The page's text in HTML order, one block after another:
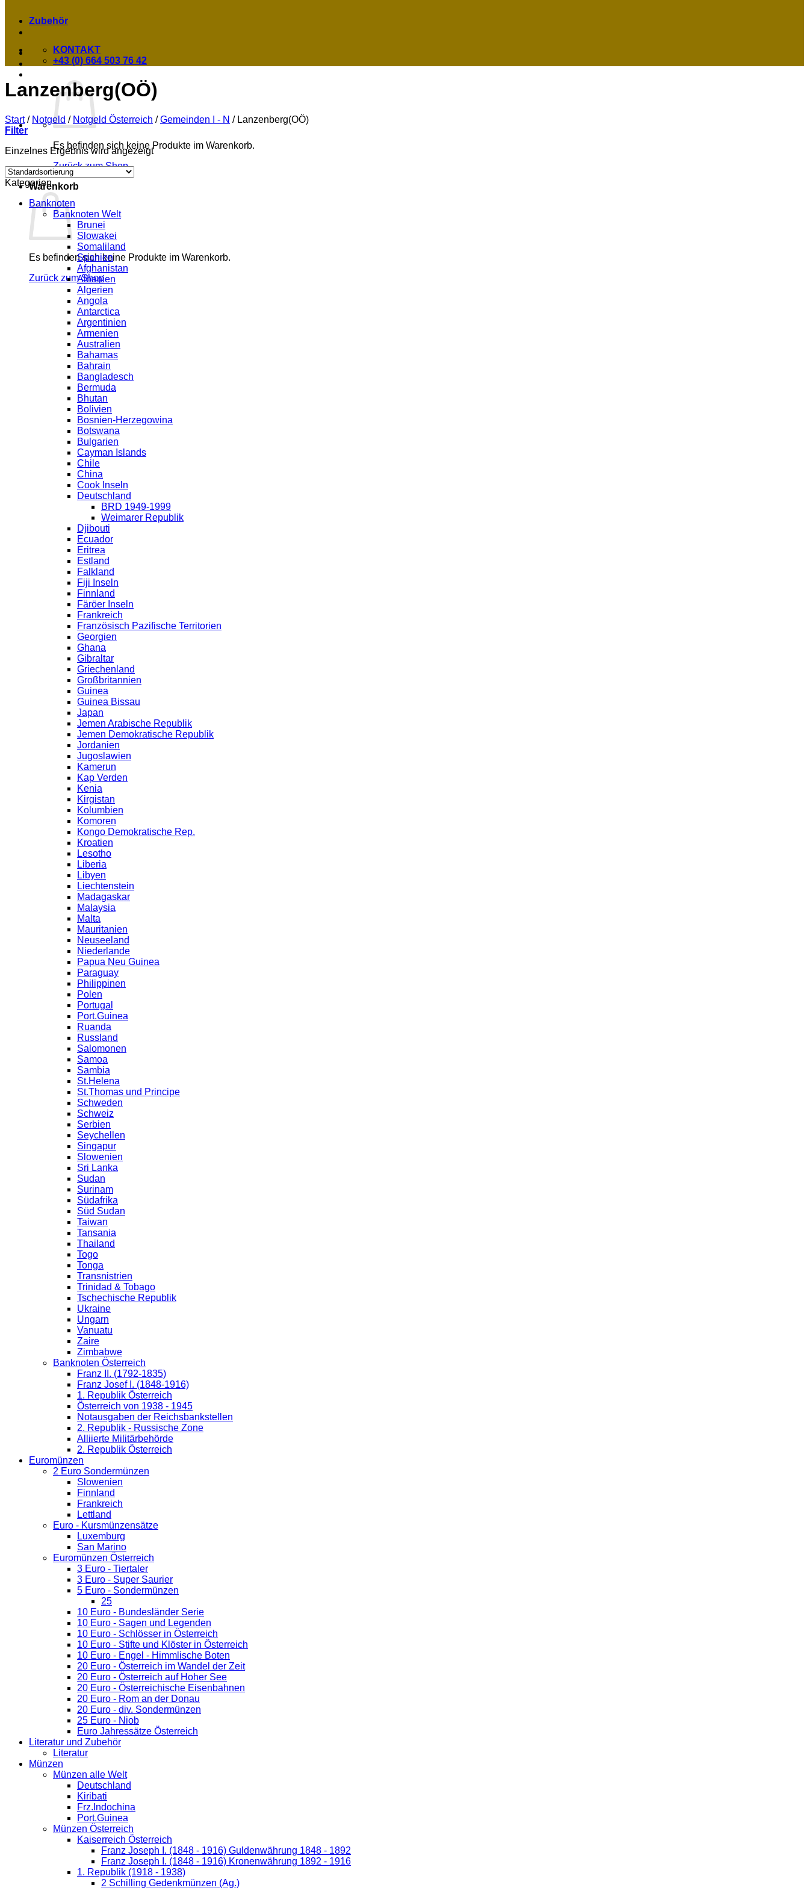
Es befinden sich keine Produkte im Warenkorb.
Zurück zum Shop
Warenkorb
Es befinden sich keine Produkte im Warenkorb.
Zurück zum Shop
Zubehör
KONTAKT
+43 (0) 664 503 76 42
Lanzenberg(OÖ)
Start / Notgeld / Notgeld Österreich / Gemeinden I - N /Lanzenberg(OÖ)
Filter
Einzelnes Ergebnis wird angezeigt
Kategorien
Banknoten
Banknoten Welt
Brunei
Slowakei
Somaliland
Spanien
Afghanistan
Albanien
Algerien
Angola
Antarctica
Argentinien
Armenien
Australien
Bahamas
Bahrain
Bangladesch
Bermuda
Bhutan
Bolivien
Bosnien-Herzegowina
Botswana
Bulgarien
Cayman Islands
Chile
China
Cook Inseln
Deutschland
BRD 1949-1999
Weimarer Republik
Djibouti
Ecuador
Eritrea
Estland
Falkland
Fiji Inseln
Finnland
Färöer Inseln
Frankreich
Französisch Pazifische Territorien
Georgien
Ghana
Gibraltar
Griechenland
Großbritannien
Guinea
Guinea Bissau
Japan
Jemen Arabische Republik
Jemen Demokratische Republik
Jordanien
Jugoslawien
Kamerun
Kap Verden
Kenia
Kirgistan
Kolumbien
Komoren
Kongo Demokratische Rep.
Kroatien
Lesotho
Liberia
Libyen
Liechtenstein
Madagaskar
Malaysia
Malta
Mauritanien
Neuseeland
Niederlande
Papua Neu Guinea
Paraguay
Philippinen
Polen
Portugal
Port.Guinea
Ruanda
Russland
Salomonen
Samoa
Sambia
St.Helena
St.Thomas und Principe
Schweden
Schweiz
Serbien
Seychellen
Singapur
Slowenien
Sri Lanka
Sudan
Surinam
Südafrika
Süd Sudan
Taiwan
Tansania
Thailand
Togo
Tonga
Transnistrien
Trinidad & Tobago
Tschechische Republik
Ukraine
Ungarn
Vanuatu
Zaire
Zimbabwe
Banknoten Österreich
Franz II. (1792-1835)
Franz Josef I. (1848-1916)
1. Republik Österreich
Österreich von 1938 - 1945
Notausgaben der Reichsbankstellen
2. Republik - Russische Zone
Alliierte Militärbehörde
2. Republik Österreich
Euromünzen
2 Euro Sondermünzen
Slowenien
Finnland
Frankreich
Lettland
Euro - Kursmünzensätze
Luxemburg
San Marino
Euromünzen Österreich
3 Euro - Tiertaler
3 Euro - Super Saurier
5 Euro - Sondermünzen
25
10 Euro - Bundesländer Serie
10 Euro - Sagen und Legenden
10 Euro - Schlösser in Österreich
10 Euro - Stifte und Klöster in Österreich
10 Euro - Engel - Himmlische Boten
20 Euro - Österreich im Wandel der Zeit
20 Euro - Österreich auf Hoher See
20 Euro - Österreichische Eisenbahnen
20 Euro - Rom an der Donau
20 Euro - div. Sondermünzen
25 Euro - Niob
Euro Jahressätze Österreich
Literatur und Zubehör
Literatur
Münzen
Münzen alle Welt
Deutschland
Kiribati
Frz.Indochina
Port.Guinea
Münzen Österreich
Kaiserreich Österreich
Franz Joseph I. (1848 - 1916) Guldenwährung 1848 - 1892
Franz Joseph I. (1848 - 1916) Kronenwährung 1892 - 1916
1. Republik (1918 - 1938)
2 Schilling Gedenkmünzen (Ag.)